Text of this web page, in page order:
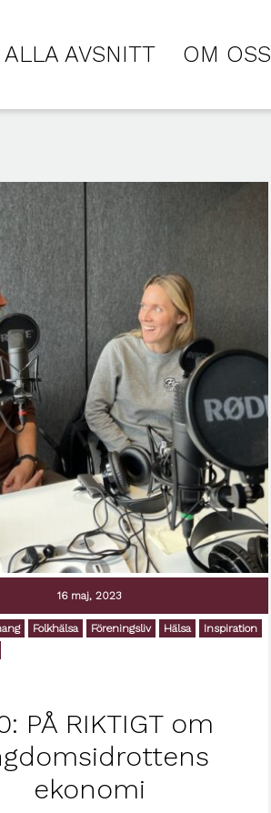
ALLA AVSNITT OM OSS
16 maj, 2023
Folkhälsa Föreningsliv Hälsa
Inspiration
PÅ RIKTIGT om
ekonomi